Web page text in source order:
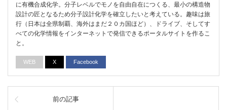
に有機合成化学。分子レベルでモノを自由自在につくる、最小の構造物
設計の匠となるため分子設計化学を確立したいと考えている。趣味は旅
行（日本は全県制覇、海外はまだ２０カ国ほど）、ドライブ、そしてす
べての化学情報をインターネットで発信できるポータルサイトを作るこ
と。
WEB X Facebook
前の記事